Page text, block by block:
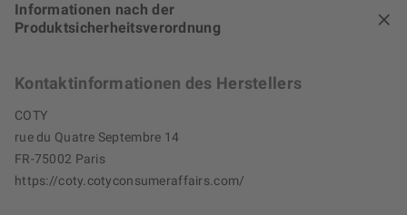
Informationen nach der
Produktsicherheitsverordnung
Kontaktinformationen des Herstellers
COTY
rue du Quatre Septembre 14
FR-75002 Paris
https://coty.cotyconsumeraffairs.com/